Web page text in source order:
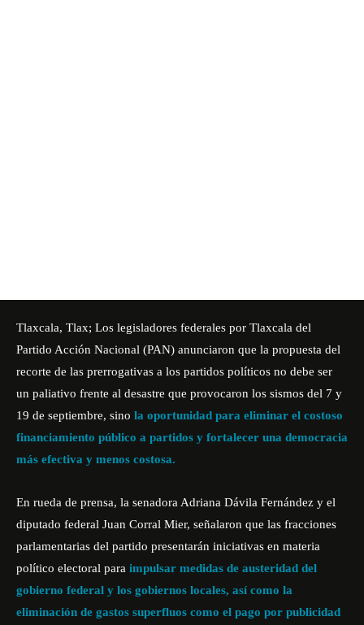
Tlaxcala, Tlax; Los legisladores federales por Tlaxcala del
Partido Acción Nacional (PAN) anunciaron que la propuesta del
recorte de las prerrogativas a los partidos políticos no debe ser
un paliativo frente al desastre que provocaron los sismos del 7 y
19 de septiembre, sino la oportunidad para eliminar el costoso
financiamiento público a partidos y fortalecer una democracia
más efectiva y menos costosa.
En rueda de prensa, la senadora Adriana Dávila Fernández y el
diputado federal Juan Corral Mier, señalaron que las fracciones
parlamentarias del partido presentarán iniciativas en materia
político electoral para impulsar medidas de austeridad del
gobierno federal y los gobiernos locales, así como la
eliminación de gastos superfluos como el pago por publicidad